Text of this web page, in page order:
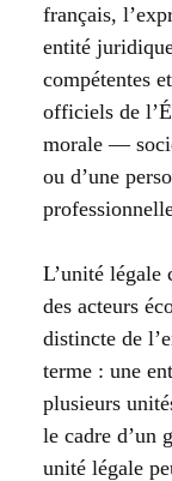
français,
entité
compétentes
officiels de
morale —
ou d’une
L’unité légale
des acteurs
distincte de
terme : une
plusieurs
le cadre d’un
unité légale